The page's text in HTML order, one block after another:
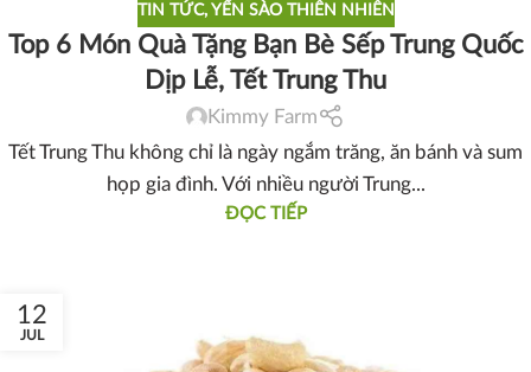
TIN TỨC, YẾN SÀO THIÊN NHIÊN
Top 6 Món Quà Tặng Bạn Bè Sếp Trung Quốc
Dịp Lễ, Tết Trung Thu
Kimmy Farm
Tết Trung Thu không chỉ là ngày ngắm trăng, ăn bánh và sum
họp gia đình. Với nhiều người Trung...
ĐỌC TIẾP
12
JUL